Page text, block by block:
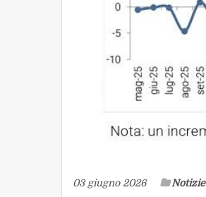
03 giugno 2026 Notizie